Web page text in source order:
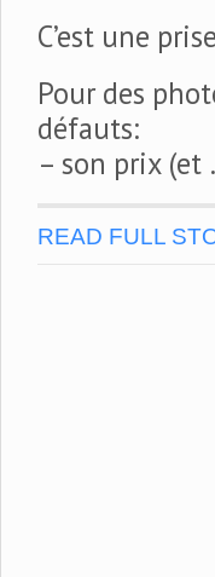
C’est une
Pour des
défauts:
– son prix (et
READ FULL